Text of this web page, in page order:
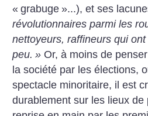
« grabuge »...), et ses
révolutionnaires parmi les
nettoyeurs, raffineurs qui
peu. » Or, à moins de
la société par les élections,
spectacle minoritaire, il est
durablement sur les lieux de